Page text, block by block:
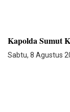
Kapolda Sumut
Sabtu, 8 Agustus